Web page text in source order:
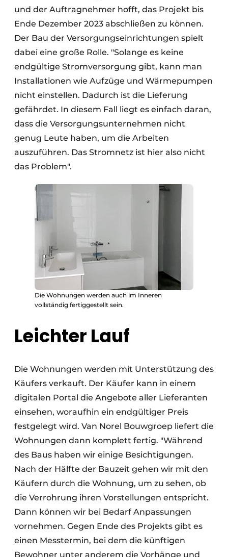
und der Auftragnehmer hofft, das Projekt bis
Ende Dezember 2023 abschließen zu können.
Der Bau der Versorgungseinrichtungen spielt
dabei eine große Rolle. "Solange es keine
endgültige Stromversorgung gibt, kann man
Installationen wie Aufzüge und Wärmepumpen
nicht einstellen. Dadurch ist die Lieferung
gefährdet. In diesem Fall liegt es einfach daran,
dass die Versorgungsunternehmen nicht
genug Leute haben, um die Arbeiten
auszuführen. Das Stromnetz ist hier also nicht
das Problem".
Die Wohnungen werden auch im Inneren
vollständig fertiggestellt sein.
Leichter Lauf
Die Wohnungen werden mit Unterstützung des
Käufers verkauft. Der Käufer kann in einem
digitalen Portal die Angebote aller Lieferanten
einsehen, woraufhin ein endgültiger Preis
festgelegt wird. Van Norel Bouwgroep liefert die
Wohnungen dann komplett fertig. "Während
des Baus haben wir einige Besichtigungen.
Nach der Hälfte der Bauzeit gehen wir mit den
Käufern durch die Wohnung, um zu sehen, ob
die Verrohrung ihren Vorstellungen entspricht.
Dann können wir bei Bedarf Anpassungen
vornehmen. Gegen Ende des Projekts gibt es
einen Messtermin, bei dem die künftigen
Bewohner unter anderem die Vorhänge und